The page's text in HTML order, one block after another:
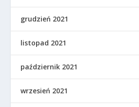
grudzień 2021
listopad 2021
październik 2021
wrzesień 2021